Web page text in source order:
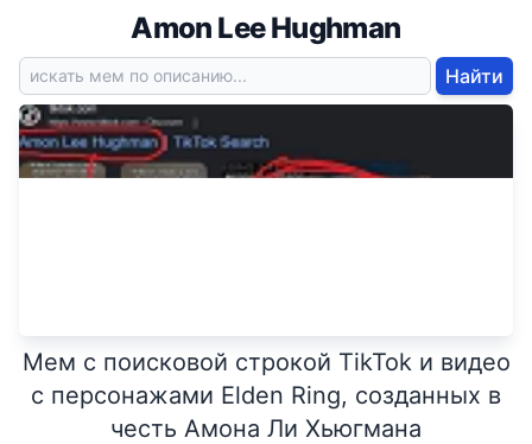
Amon Lee Hughman
Найти
Мем с поисковой строкой TikTok и видео
с персонажами Elden Ring, созданных в
честь Амона Ли Хьюгмана